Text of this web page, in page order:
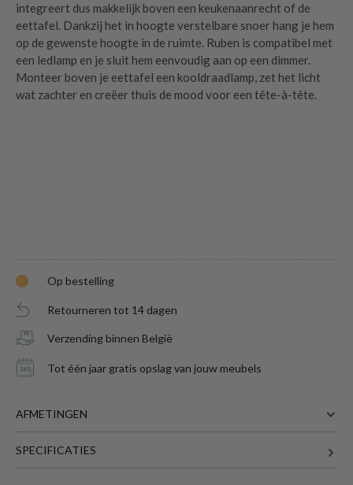
integreert dus makkelijk boven een keukenaanrecht of de
eettafel. Dankzij het in hoogte verstelbare snoer hang je hem
op de gewenste hoogte in de ruimte. Ruben is compatibel met
een ledlamp en je sluit hem eenvoudig aan op een dimmer.
Monteer boven je eettafel een kooldraadlamp, zet het licht
wat zachter en creëer thuis de mood voor een tête-à-tête.
Op bestelling
Retourneren tot 14 dagen
Verzending binnen België
Tot één jaar gratis opslag van jouw meubels
AFMETINGEN
SPECIFICATIES
Hanglamp RUBEN 1Del. Zwart/Goudis
toegevoegd aan je winkelmandje
HANGLAMP RUBEN 1DEL.